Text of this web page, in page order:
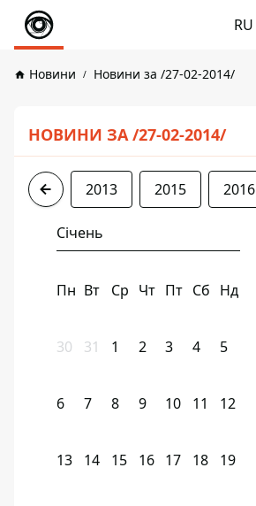
RU
Новини Новини за /27-02-2014/
НОВИНИ ЗА /27-02-2014/
2013 2015 2016
Січень
Пн Вт Ср Чт Пт Сб Нд
30 31 1 2 3 4 5
6 7 8 9 10 11 12
13 14 15 16 17 18 19